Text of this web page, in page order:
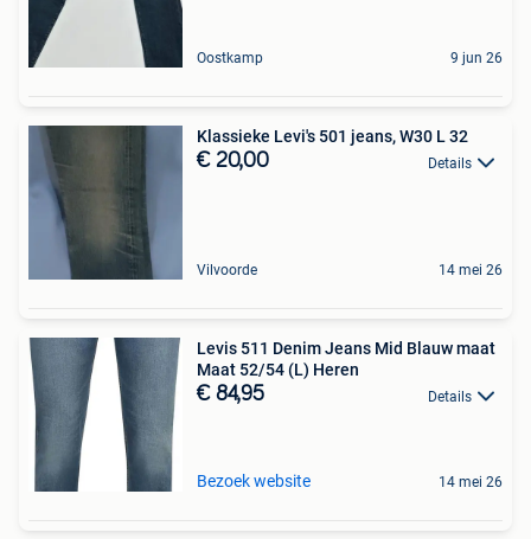
Oostkamp 9 jun 26
Klassieke Levi's 501 jeans, W30 L 32
€ 20,00 Details
Vilvoorde 14 mei 26
Levis 511 Denim Jeans Mid Blauw maat
Maat 52/54 (L) Heren
€ 84,95 Details
Bezoek website 14 mei 26